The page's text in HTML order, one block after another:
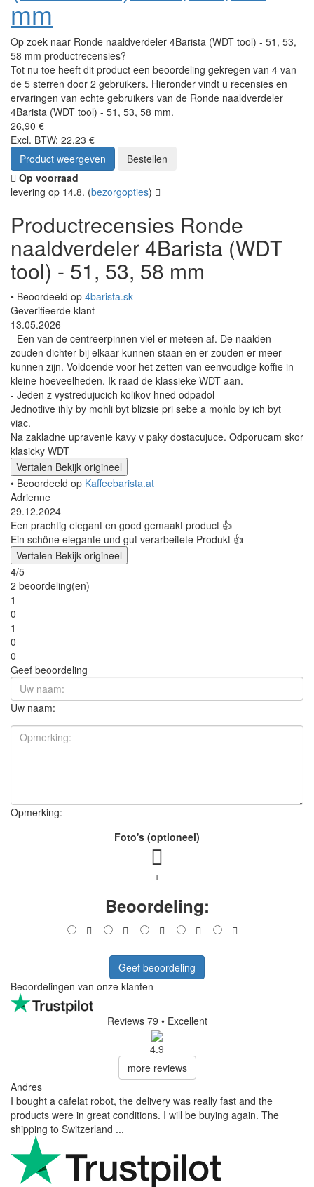
mm
Op zoek naar Ronde naaldverdeler 4Barista (WDT tool) - 51, 53,
58 mm productrecensies?
Tot nu toe heeft dit product een beoordeling gekregen van 4 van
de 5 sterren door 2 gebruikers. Hieronder vindt u recensies en
ervaringen van echte gebruikers van de Ronde naaldverdeler
4Barista (WDT tool) - 51, 53, 58 mm.
26,90 €
Excl. BTW: 22,23 €
Product weergeven
Bestellen
Op voorraad
levering op 14.8. (bezorgopties)
Productrecensies Ronde
naaldverdeler 4Barista (WDT
tool) - 51, 53, 58 mm
• Beoordeeld op 4barista.sk
Geverifieerde klant
13.05.2026
- Een van de centreerpinnen viel er meteen af. De naalden
zouden dichter bij elkaar kunnen staan en er zouden er meer
kunnen zijn. Voldoende voor het zetten van eenvoudige koffie in
kleine hoeveelheden. Ik raad de klassieke WDT aan.
- Jeden z vystredujucich kolikov hned odpadol
Jednotlive ihly by mohli byt blizsie pri sebe a mohlo by ich byt
viac.
Na zakladne upravenie kavy v paky dostacujuce. Odporucam skor
klasicky WDT
Vertalen Bekijk origineel
• Beoordeeld op Kaffeebarista.at
Adrienne
29.12.2024
Een prachtig elegant en goed gemaakt product 👍
Ein schöne elegante und gut verarbeitete Produkt 👍
Vertalen Bekijk origineel
4/5
2 beoordeling(en)
1
0
1
0
0
Geef beoordeling
Uw naam:
Opmerking:
Foto's (optioneel)
+
Beoordeling:
Geef beoordeling
Beoordelingen van onze klanten
Reviews 79 • Excellent
4.9
more reviews
Andres
I bought a cafelat robot, the delivery was really fast and the
products were in great conditions. I will be buying again. The
shipping to Switzerland ...